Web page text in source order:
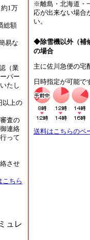
1万
総額
易な
（業
パー
たし
以上の
査の
連絡
って
させ
ちら
ュレ
※離島・北海道・
応が出来ない場合
い。
◆除雪機以外（補
の場合
主に佐川急便の宅
日時指定が可能で
送料はこちらのペ